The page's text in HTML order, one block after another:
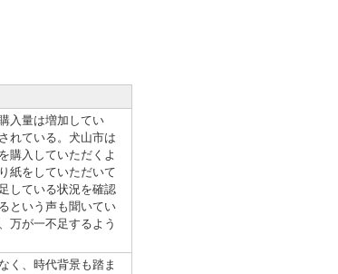
入量は増加してい
れている。犬山市は
購入していただくよ
紙をしていただいて
している状況を確認
という声も聞いてい
万が一不足するよう
く、時代背景も踏ま